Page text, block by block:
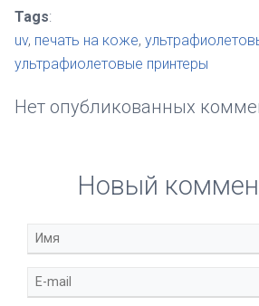
Tags:
uv, печать на коже,
ультрафиолетовые принтеры
Нет опубликованных
Новый